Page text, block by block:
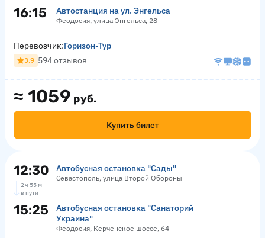
16:15 Автостанция на ул. Энгельса
Феодосия, улица Энгельса, 28
≈ 1059 руб.
Купить билет
Перевозчик:Горизон-Тур
3.9 594 отзывов
12:30 Автобусная остановка "Сады"
Севастополь, улица Второй Обороны
2 ч 55 м
в пути
15:25
Автобусная остановка "Санаторий
Украина"
Феодосия, Керченское шоссе, 64